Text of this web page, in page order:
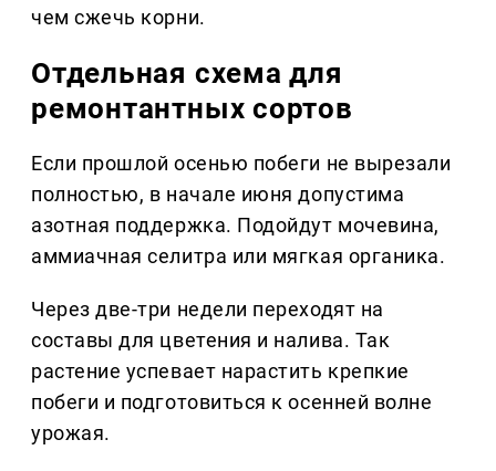
чем сжечь корни.
Отдельная схема для
ремонтантных сортов
Если прошлой осенью побеги не вырезали
полностью, в начале июня допустима
азотная поддержка. Подойдут мочевина,
аммиачная селитра или мягкая органика.
Через две-три недели переходят на
составы для цветения и налива. Так
растение успевает нарастить крепкие
побеги и подготовиться к осенней волне
урожая.